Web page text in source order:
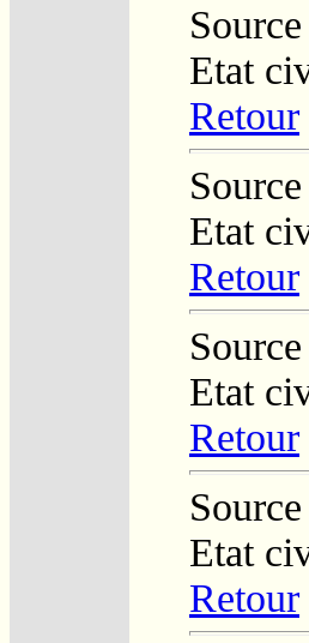
Etat
Retour
Etat
Retour
Etat
Retour
Etat
Retour